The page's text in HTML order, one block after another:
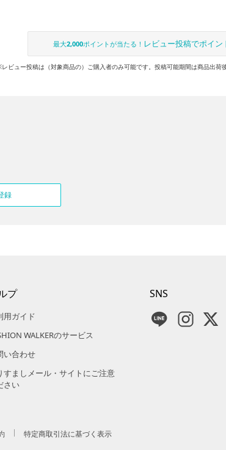
最大2,000ポイントが当たる！ レビュー投稿でポイン
ビュー投稿は（対象商品の）ご購入者のみ可能です。投稿可能期間は商品出荷
録
プ
用ガイド
WALKERのサービス
い合わせ
すましメール・サイトにご注意
さい
SNS
特定商取引法に基づく表示